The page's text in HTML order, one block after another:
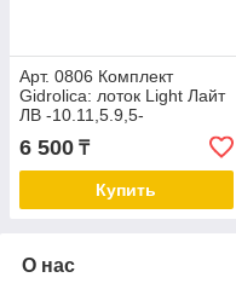
Арт. 0806 Комплект
Gidrolica: лоток Light Лайт
ЛВ -10.11,5.9,5-
пластиковый с решеткой
стальной кл.А
6 500 ₸
Купить
О нас